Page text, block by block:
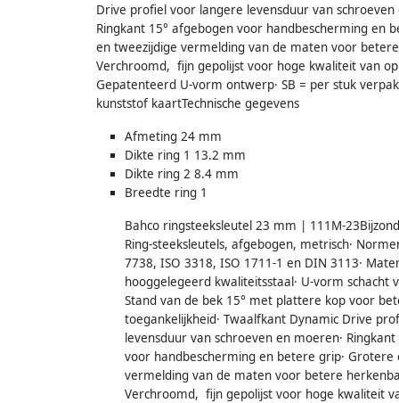
Drive profiel voor langere levensduur van schroeven
Ringkant 15° afgebogen voor handbescherming en
en tweezijdige vermelding van de maten voor
Verchroomd, fijn gepolijst voor hoge kwaliteit van
Gepatenteerd U-vorm ontwerp· SB = per stuk
kunststof kaartTechnische gegevens
Afmeting 24 mm
Dikte ring 1 13.2 mm
Dikte ring 2 8.4 mm
Breedte ring 1
Bahco ringsteeksleutel 23 mm | 111M-
Ring-steeksleutels, afgebogen, metrisch·
7738, ISO 3318, ISO 1711-1 en DIN 3113·
hooggelegeerd kwaliteitsstaal· U-vorm schacht
Stand van de bek 15° met plattere kop voor
toegankelijkheid· Twaalfkant Dynamic Drive
levensduur van schroeven en moeren·
voor handbescherming en betere grip· Grotere
vermelding van de maten voor betere
Verchroomd, fijn gepolijst voor hoge kwaliteit